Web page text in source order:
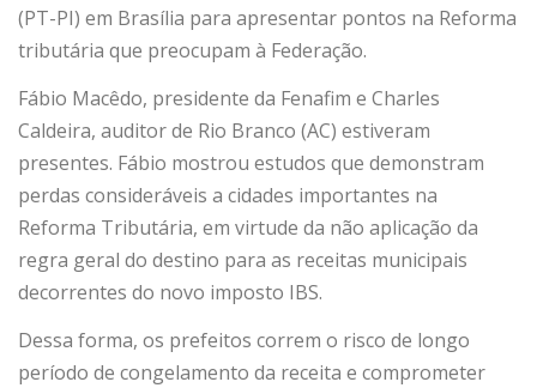
(PT-PI) em Brasília para apresentar pontos na Reforma
tributária que preocupam à Federação.
Fábio Macêdo, presidente da Fenafim e Charles
Caldeira, auditor de Rio Branco (AC) estiveram
presentes. Fábio mostrou estudos que demonstram
perdas consideráveis a cidades importantes na
Reforma Tributária, em virtude da não aplicação da
regra geral do destino para as receitas municipais
decorrentes do novo imposto IBS.
Dessa forma, os prefeitos correm o risco de longo
período de congelamento da receita e comprometer